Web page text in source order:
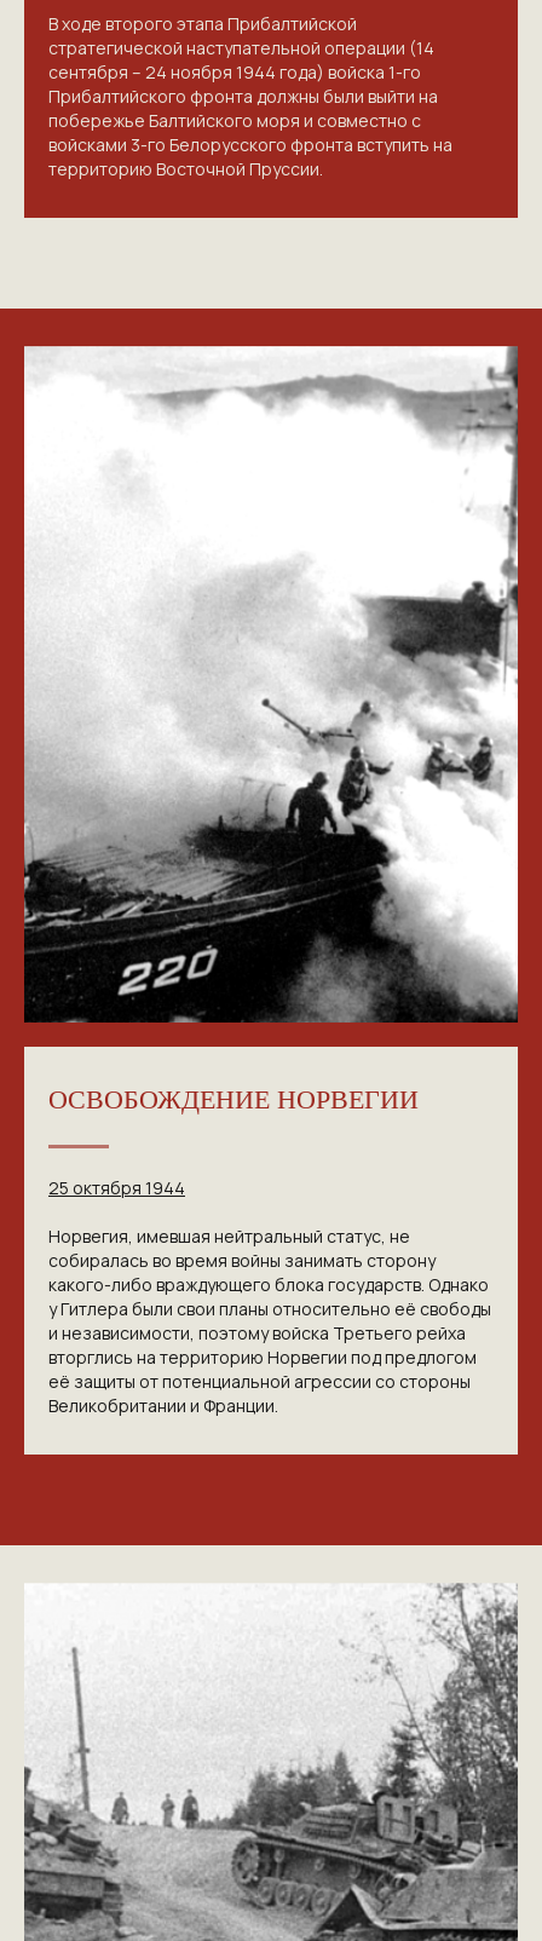
В ходе второго этапа Прибалтийской
стратегической наступательной операции (14
сентября – 24 ноября 1944 года) войска 1-го
Прибалтийского фронта должны были выйти на
побережье Балтийского моря и совместно с
войсками 3-го Белорусского фронта вступить на
территорию Восточной Пруссии.
ОСВОБОЖДЕНИЕ НОРВЕГИИ
25 октября 1944
Норвегия, имевшая нейтральный статус, не
собиралась во время войны занимать сторону
какого-либо враждующего блока государств. Однако
у Гитлера были свои планы относительно её свободы
и независимости, поэтому войска Третьего рейха
вторглись на территорию Норвегии под предлогом
её защиты от потенциальной агрессии со стороны
Великобритании и Франции.